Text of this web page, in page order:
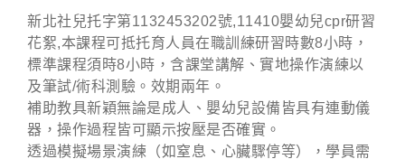
新北社兒托字第1132453202號,11410嬰幼兒cpr研習
花絮,本課程可抵托育人員在職訓練研習時數8小時，
標準課程須時8小時，含課堂講解、實地操作演練以
及筆試/術科測驗。效期兩年。
補助教具新穎無論是成人、嬰幼兒設備皆具有連動儀
器，操作過程皆可顯示按壓是否確實。
透過模擬場景演練（如窒息、心臟驟停等），學員需